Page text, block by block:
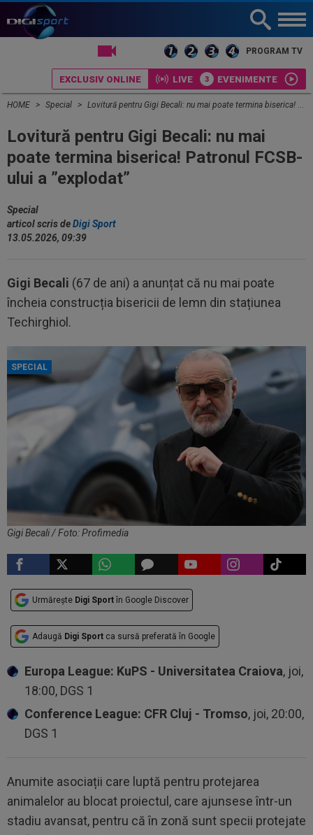
PROGRAM TV
EXCLUSIV ONLINE LIVE EVENIMENTE
HOME Special Lovitură pentru Gigi Becali: nu mai poate termina biserica! Patronul FCSB-ului a ”explodat”
Lovitură pentru Gigi Becali: nu mai
poate termina biserica! Patronul FCSB-
ului a ”explodat”
Special
articol scris deDigi Sport
13.05.2026, 09:39
Gigi Becali (67 de ani) a anunțat că nu mai poate
încheia construcția bisericii de lemn din stațiunea
Techirghiol.
SPECIAL
Gigi Becali / Foto: Profimedia
Urmărește Digi Sport în Google Discover
Adaugă Digi Sport ca sursă preferată în Google
Europa League: KuPS - Universitatea Craiova, joi,
18:00, DGS 1
Conference League: CFR Cluj - Tromso, joi, 20:00,
DGS 1
Anumite asociații care luptă pentru protejarea
animalelor au blocat proiectul, care ajunsese într-un
stadiu avansat, pentru că în zonă sunt specii protejate